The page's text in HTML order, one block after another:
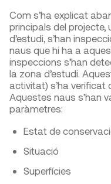
Com s’ha explicat
principals del
d’estudi, s’han
naus que hi ha a
inspeccions s’han
la zona d’estudi.
activitat) s’ha verificat
Aquestes naus s’han
paràmetres:
Estat de
Situació
Superfícies